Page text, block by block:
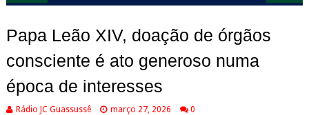
Papa Leão XIV, doação de órgãos
consciente é ato generoso numa
época de interesses
Rádio JC Guassussê março 27, 2026 0